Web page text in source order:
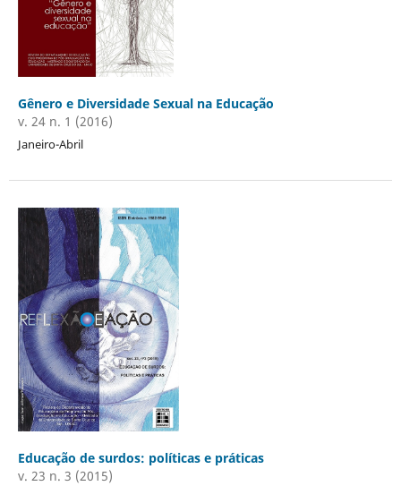
Gênero e Diversidade Sexual na Educação
v. 24 n. 1 (2016)
Janeiro-Abril
Educação de surdos: políticas e práticas
v. 23 n. 3 (2015)